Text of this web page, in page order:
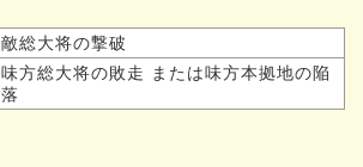
敵総大将の撃破
味方総大将の敗走 または味方本拠地の陥
落